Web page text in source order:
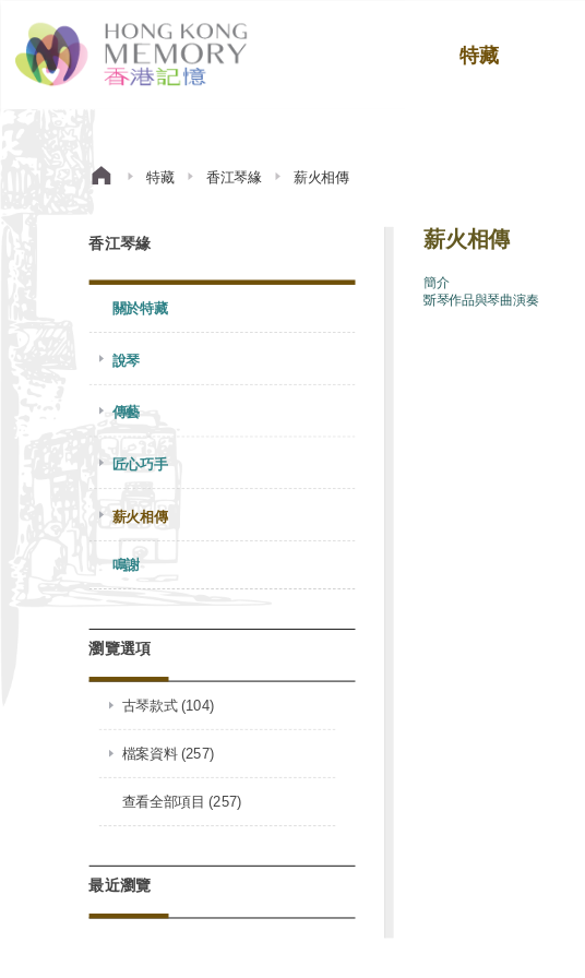
特藏
特藏 香江琴緣 薪火相傳
香江琴緣
關於特藏
說琴
傳藝
匠心巧手
薪火相傳
鳴謝
瀏覽選項
古琴款式 (104)
檔案資料 (257)
查看全部項目 (257)
最近瀏覽
薪火相傳
簡介
斲琴作品與琴曲演奏